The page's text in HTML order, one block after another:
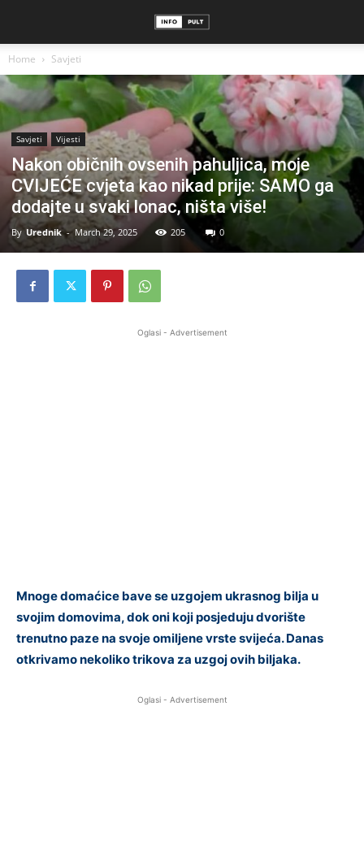
Home Savjeti
Savjeti Vijesti
Nakon običnih ovsenih pahuljica, moje
CVIJEĆE cvjeta kao nikad prije: SAMO ga
dodajte u svaki lonac, ništa više!
By Urednik - March 29, 2025 205 0
Oglasi - Advertisement
Mnoge domaćice bave se uzgojem ukrasnog bilja u
svojim domovima, dok oni koji posjeduju dvorište
trenutno paze na svoje omiljene vrste svijeća. Danas
otkrivamo nekoliko trikova za uzgoj ovih biljaka.
Oglasi - Advertisement